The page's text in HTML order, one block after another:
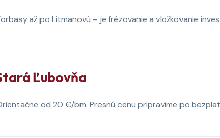
až po Litmanovú – je frézovanie a vložkovanie
Ľubovňa
od 20 €/bm. Presnú cenu pripravíme po